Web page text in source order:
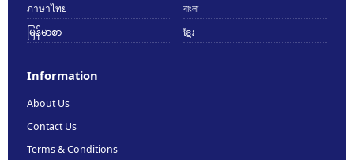
ภาษาไทย
বাংলা
မြန်မာစာ
ខ្មែរ
Information
About Us
Contact Us
Terms & Conditions